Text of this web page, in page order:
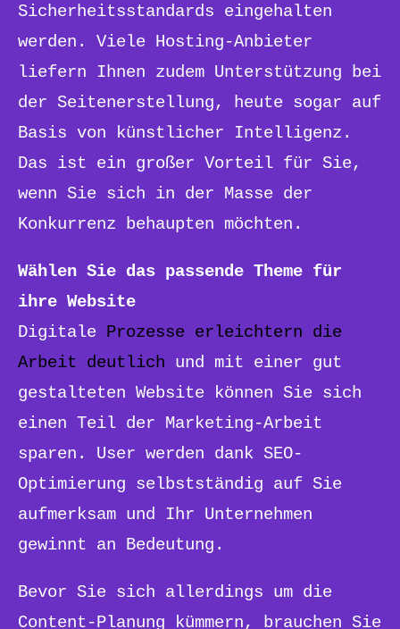
Sicherheitsstandards eingehalten
werden. Viele Hosting-Anbieter
liefern Ihnen zudem Unterstützung bei
der Seitenerstellung, heute sogar auf
Basis von künstlicher Intelligenz.
Das ist ein großer Vorteil für Sie,
wenn Sie sich in der Masse der
Konkurrenz behaupten möchten.
Wählen Sie das passende Theme für
ihre Website
Digitale Prozesse erleichtern die
Arbeit deutlich und mit einer gut
gestalteten Website können Sie sich
einen Teil der Marketing-Arbeit
sparen. User werden dank SEO-
Optimierung selbstständig auf Sie
aufmerksam und Ihr Unternehmen
gewinnt an Bedeutung.
Bevor Sie sich allerdings um die
Content-Planung kümmern, brauchen Sie